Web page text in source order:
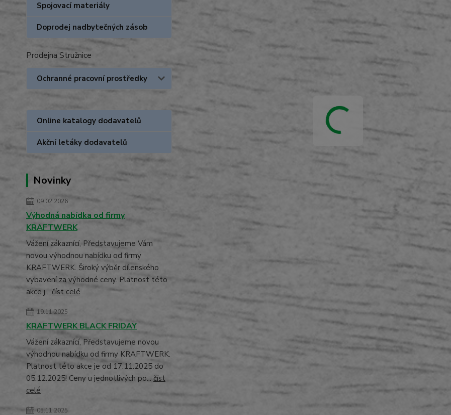
Spojovací materiály
Doprodej nadbytečných zásob
Prodejna Stružnice
Ochranné pracovní prostředky
Online katalogy dodavatelů
Akční letáky dodavatelů
Novinky
09.02.2026
Výhodná nabídka od firmy
KRAFTWERK
Vážení zákaznící, Představujeme Vám
novou výhodnou nabídku od firmy
KRAFTWERK. Široký výběr dílenského
vybavení za výhodné ceny. Platnost této
akce j... číst celé
19.11.2025
KRAFTWERK BLACK FRIDAY
Vážení zákaznící, Představujeme novou
výhodnou nabídku od firmy KRAFTWERK.
Platnost této akce je od 17.11.2025 do
05.12.2025! Ceny u jednotlivých po... číst
celé
05.11.2025